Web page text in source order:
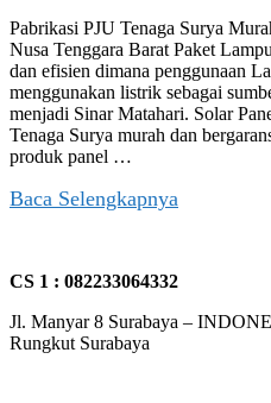
Pabrikasi PJU Tenaga Surya
Nusa Tenggara Barat Paket
dan efisien dimana penggunaan
menggunakan listrik sebagai
menjadi Sinar Matahari. Solar
Tenaga Surya murah dan
produk panel …
Baca Selengkapnya
CS 1 : 082233064332
Jl. Manyar 8 Surabaya –
Rungkut Surabaya